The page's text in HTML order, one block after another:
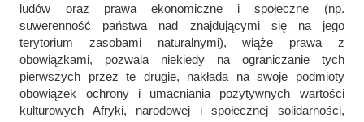
ludów oraz prawa ekonomiczne i społeczne (np.
suwerenność państwa nad znajdującymi się na jego
terytorium zasobami naturalnymi), wiąże prawa z
obowiązkami, pozwala niekiedy na ograniczanie tych
pierwszych przez te drugie, nakłada na swoje podmioty
obowiązek ochrony i umacniania pozytywnych wartości
kulturowych Afryki, narodowej i społecznej solidarności,